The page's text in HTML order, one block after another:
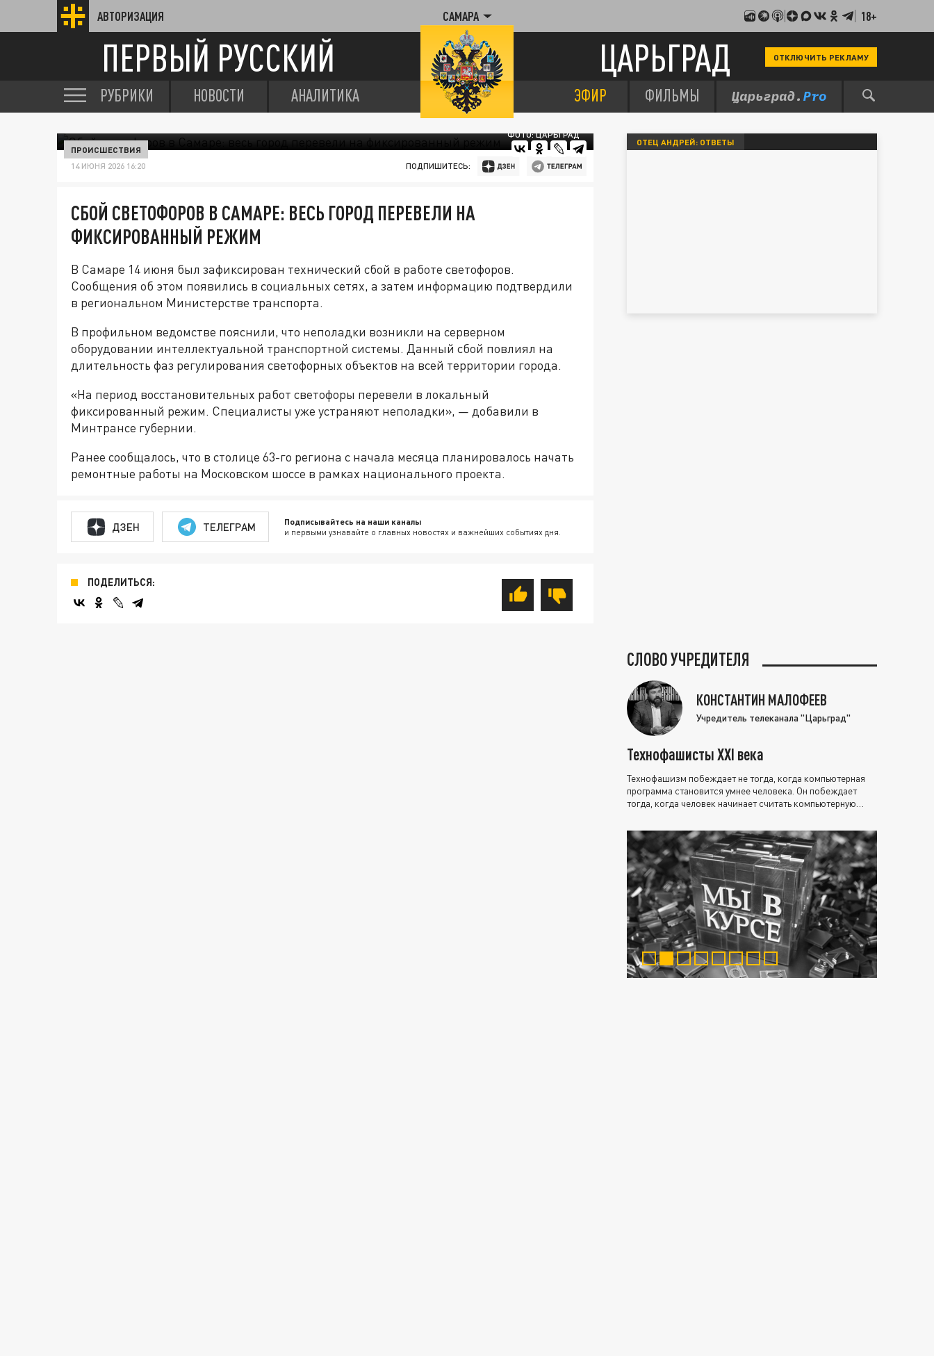
АВТОРИЗАЦИЯ САМАРА 18+
ПЕРВЫЙ РУССКИЙ ЦАРЬГРАД ОТКЛЮЧИТЬ РЕКЛАМУ
РУБРИКИ НОВОСТИ АНАЛИТИКА ЭФИР ФИЛЬМЫ
ФОТО: ЦАРЬГРАД
ПРОИСШЕСТВИЯ
14 ИЮНЯ 2026 16:20 ПОДПИШИТЕСЬ:
СБОЙ СВЕТОФОРОВ В САМАРЕ: ВЕСЬ ГОРОД ПЕРЕВЕЛИ НА
ФИКСИРОВАННЫЙ РЕЖИМ
В Самаре 14 июня был зафиксирован технический сбой в работе светофоров.
Сообщения об этом появились в социальных сетях, а затем информацию подтвердили
в региональном Министерстве транспорта.
В профильном ведомстве пояснили, что неполадки возникли на серверном
оборудовании интеллектуальной транспортной системы. Данный сбой повлиял на
длительность фаз регулирования светофорных объектов на всей территории города.
«На период восстановительных работ светофоры перевели в локальный
фиксированный режим. Специалисты уже устраняют неполадки», — добавили в
Минтрансе губернии.
Ранее сообщалось, что в столице 63-го региона с начала месяца планировалось начать
ремонтные работы на Московском шоссе в рамках национального проекта.
ДЗЕН ТЕЛЕГРАМ Подписывайтесь на наши каналы
и первыми узнавайте о главных новостях и важнейших событиях дня.
ПОДЕЛИТЬСЯ:
ОТЕЦ АНДРЕЙ: ОТВЕТЫ
СЛОВО УЧРЕДИТЕЛЯ
КОНСТАНТИН МАЛОФЕЕВ
Учредитель телеканала "Царьград"
Технофашисты XXI века
Технофашизм побеждает не тогда, когда компьютерная
программа становится умнее человека. Он побеждает
тогда, когда человек начинает считать компьютерную